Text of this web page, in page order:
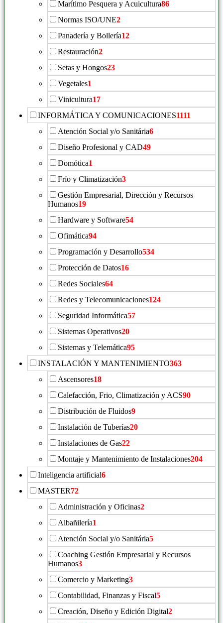
Marítimo Pesquera y Acuicultura86
Normas ISO/UNE2
Panadería y Bollería12
Restauración2
Setas y Hongos23
Vegetales1
Vinicultura17
INFORMÁTICA Y COMUNICACIONES1111
Atención Social y/o Sanitária6
Diseño Profesional y CAD49
Domótica1
Frío y Climatización3
Gestión Empresarial, Dirección y Recursos
Humanos19
Hardware y Software54
Ofimática94
Programación y Desarrollo534
Protección de Datos16
Redes Sociales64
Redes y Telecomunicaciones124
Seguridad Informática57
Sistemas Operativos20
Sistemas y Telemática95
INSTALACIÓN Y MANTENIMIENTO363
Ascensores18
Calefacción, Frio, Climatización y ACS90
Distribución de Fluidos9
Instalación de Tuberías20
Instalaciones de Gas22
Montaje y Mantenimiento de Instalaciones204
Inteligencia artificial6
MASTER72
Administración y Oficinas2
Albañilería1
Atención Social y/o Sanitária5
Coaching Gestión Empresarial y Recursos
Humanos3
Comercio y Marketing3
Contabilidad, Finanzas y Fiscal5
Creación, Diseño y Edición Digital2